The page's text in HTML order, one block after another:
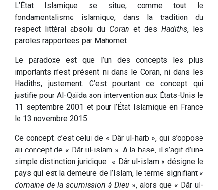
L’État Islamique se situe, comme tout le
fondamentalisme islamique, dans la tradition du
respect littéral absolu du Coran et des Hadiths, les
paroles rapportées par Mahomet.
Le paradoxe est que l’un des concepts les plus
importants n’est présent ni dans le Coran, ni dans les
Hadiths, justement. C’est pourtant ce concept qui
justifie pour Al-Qaïda son intervention aux États-Unis le
11 septembre 2001 et pour l’État Islamique en France
le 13 novembre 2015.
Ce concept, c’est celui de « Dâr ul-harb », qui s’oppose
au concept de « Dâr ul-islam ». A la base, il s’agit d’une
simple distinction juridique : « Dâr ul-islam » désigne le
pays qui est la demeure de l’Islam, le terme signifiant «
domaine de la soumission à Dieu », alors que « Dâr ul-